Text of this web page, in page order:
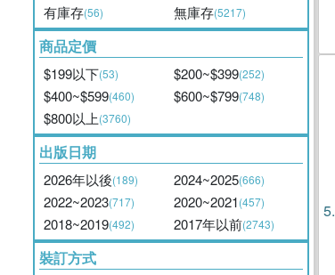
有庫存(56) 無庫存(5217)
商品定價
$199以下(53) $200~$399(252)
$400~$599(460) $600~$799(748)
$800以上(3760)
出版日期
2026年以後(189) 2024~2025(666)
2022~2023(717) 2020~2021(457)
2018~2019(492) 2017年以前(2743)
裝訂方式
5.